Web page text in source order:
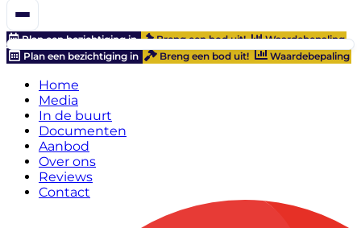
Plan een bezichtiging in Breng een bod uit!
Waardebepaling
Plan een bezichtiging in
Breng een bod uit! Waardebepaling
Home
Media
In de buurt
Documenten
Aanbod
Over ons
Reviews
Contact